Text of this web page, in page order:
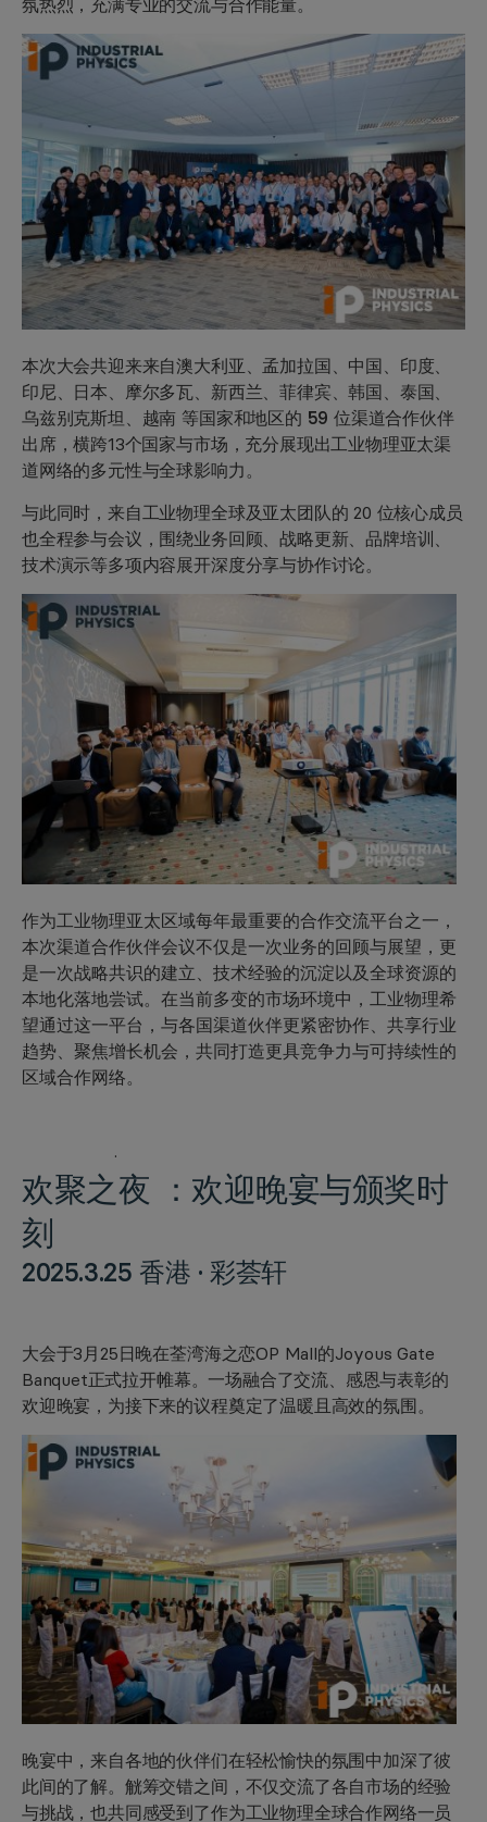
氛热烈，充满专业的交流与合作能量。
本次大会共迎来来自澳大利亚、孟加拉国、中国、印度、
印尼、日本、摩尔多瓦、新西兰、菲律宾、韩国、泰国、
乌兹别克斯坦、越南 等国家和地区的 59 位渠道合作伙伴
出席，横跨13个国家与市场，充分展现出工业物理亚太渠
道网络的多元性与全球影响力。
与此同时，来自工业物理全球及亚太团队的 20 位核心成员
也全程参与会议，围绕业务回顾、战略更新、品牌培训、
技术演示等多项内容展开深度分享与协作讨论。
作为工业物理亚太区域每年最重要的合作交流平台之一，
本次渠道合作伙伴会议不仅是一次业务的回顾与展望，更
是一次战略共识的建立、技术经验的沉淀以及全球资源的
本地化落地尝试。在当前多变的市场环境中，工业物理希
望通过这一平台，与各国渠道伙伴更紧密协作、共享行业
趋势、聚焦增长机会，共同打造更具竞争力与可持续性的
区域合作网络。
·
欢聚之夜 ： 欢迎晚宴与颁奖时
刻
2025.3.25 香港 · 彩荟轩
大会于3月25日晚在荃湾海之恋OP Mall的Joyous Gate
Banquet正式拉开帷幕。一场融合了交流、感恩与表彰的
欢迎晚宴，为接下来的议程奠定了温暖且高效的氛围。
晚宴中，来自各地的伙伴们在轻松愉快的氛围中加深了彼
此间的了解。觥筹交错之间，不仅交流了各自市场的经验
与挑战，也共同感受到了作为工业物理全球合作网络一员